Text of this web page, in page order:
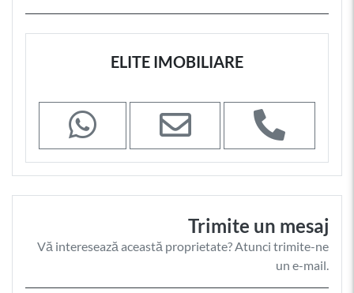
ELITE IMOBILIARE
Trimite un mesaj
Vă interesează această proprietate? Atunci trimite-ne
un e-mail.